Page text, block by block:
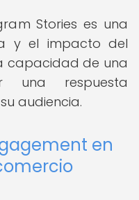
Stories es una
y el impacto del
capacidad de una
una respuesta
audiencia.
en